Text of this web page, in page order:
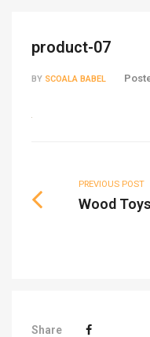
product-07
BY SCOALA BABEL
PREVIOUS POST
Wood
Share